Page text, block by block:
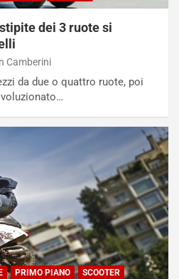
dei 3 ruote si
Camberini
da due o quattro ruote, poi
PRIMO PIANO
SCOOTER